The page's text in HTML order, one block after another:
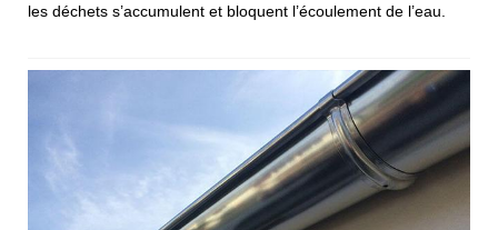
les déchets s’accumulent et bloquent l’écoulement de l’eau.